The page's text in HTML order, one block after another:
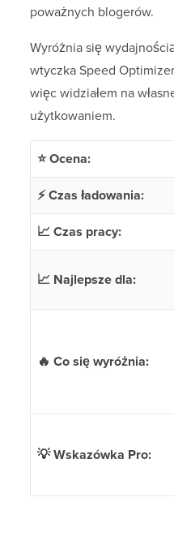
poważnych blogerów.
Wyróżnia się
wtyczka Speed
więc widziałem na
użytkowaniem.
⭐ Ocena:
⚡ Czas ładowania:
📈 Czas pracy:
📈 Najlepsze dla:
🔥 Co się wyróżnia:
💡 Wskazówka Pro: